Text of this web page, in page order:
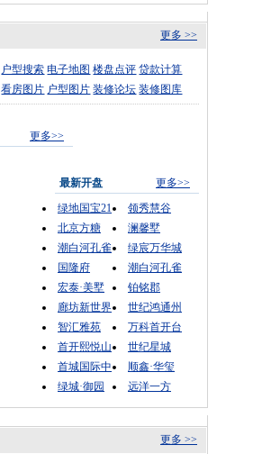
更多 >>
户型搜索 电子地图 楼盘点评 贷款计算
看房图片 户型图片 装修论坛 装修图库
更多>>
最新开盘
更多>>
绿地国宝21
领秀慧谷
北京方糖
澜馨墅
潮白河孔雀
绿宸万华城
国隆府
潮白河孔雀
宏泰·美墅
铂铭郡
廊坊新世界
世纪鸿通州
智汇雅苑
万科首开台
首开熙悦山
世纪星城
首城国际中
顺鑫·华玺
绿城·御园
远洋一方
更多 >>